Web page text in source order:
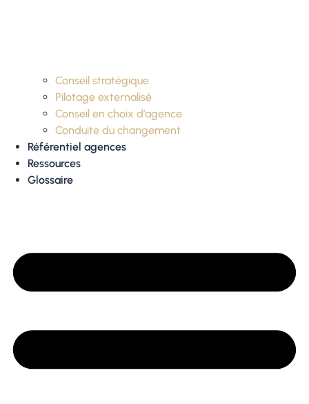
Conseil stratégique
Pilotage externalisé
Conseil en choix d’agence
Conduite du changement
Référentiel agences
Ressources
Glossaire